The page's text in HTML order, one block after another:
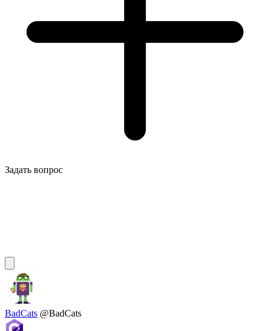
Задать вопрос
BadCats @BadCats